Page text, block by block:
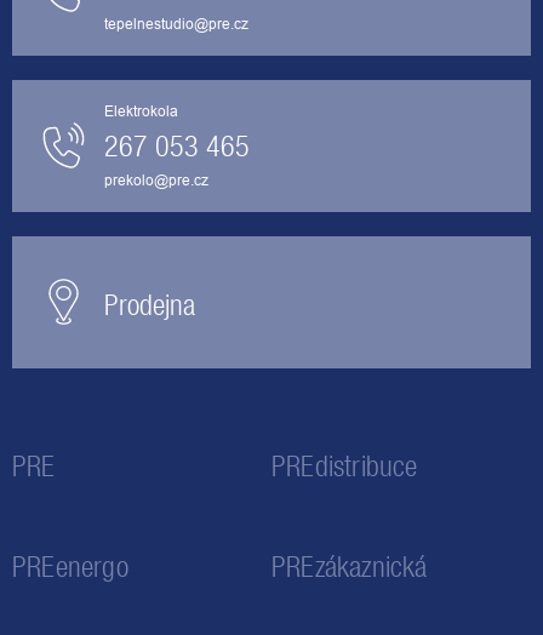
tepelnestudio@pre.cz
Elektrokola
267 053 465
prekolo@pre.cz
Prodejna
PRE PREdistribuce
PREenergo PREzákaznická